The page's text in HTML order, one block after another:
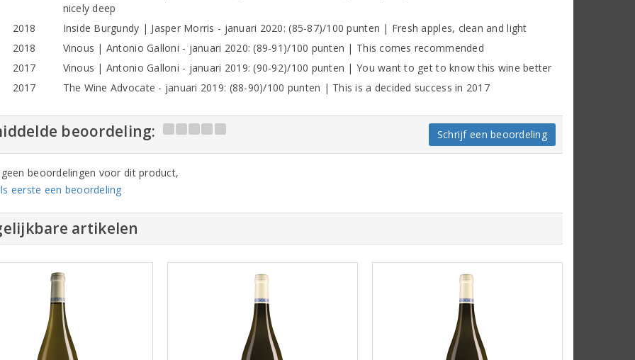
nicely deep
2018
Inside Burgundy | Jasper Morris - januari 2020: (85-87)/100 punten | Fresh apples, clean and light
2018
Vinous | Antonio Galloni - januari 2020: (89-91)/100 punten | This comes recommended
2017
Vinous | Antonio Galloni - januari 2019: (90-92)/100 punten | You want to get to know this wine better
2017
The Wine Advocate - januari 2019: (88-90)/100 punten | This is a decided success in 2017
beoordeling: Schrijf een beoordeling
geen beoordelingen voor dit product,
eerste een beoordeling
artikelen